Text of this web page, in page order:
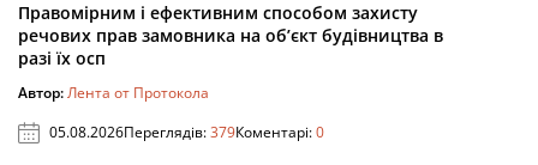
Правомірним і ефективним способом захисту
речових прав замовника на об’єкт будівництва в
разі їх осп
Автор:Лента от Протокола
05.08.2026Переглядів:379Коментарі:0